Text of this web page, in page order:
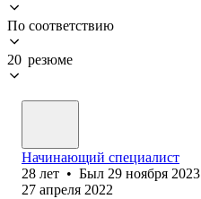
По соответствию
20 резюме
Начинающий специалист
28 лет • Был 29 ноября 2023
27 апреля 2022